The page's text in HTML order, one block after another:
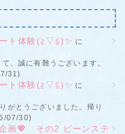
ト体験(≧▽≦)✨ に
、誠に有難うございます。
31)
ト体験(≧▽≦)✨ に
がとうございました。帰り
07/30)
画💖 その2 ビーンステ